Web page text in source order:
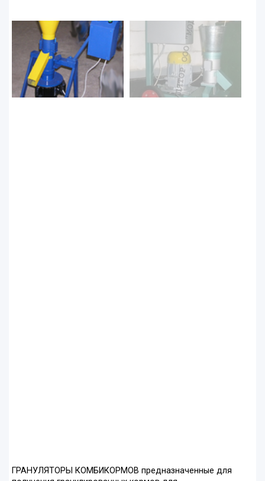
ГРАНУЛЯТОРЫ КОМБИКОРМОВ предназначенные для